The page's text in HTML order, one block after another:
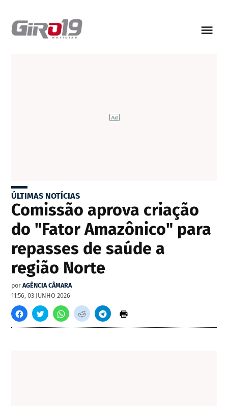
ÚLTIMAS NOTÍCIAS
Comissão aprova criação
do "Fator Amazônico" para
repasses de saúde a
região Norte
por AGÊNCIA CÂMARA
11:56, 03 JUNHO 2026